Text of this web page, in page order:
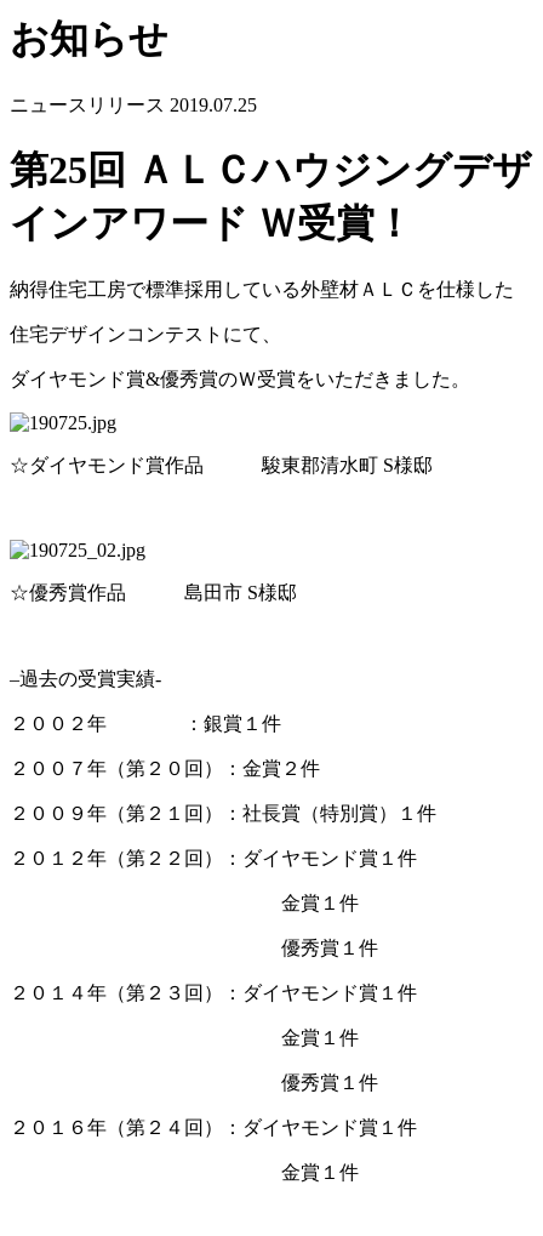
お知らせ
ニュースリリース 2019.07.25
第25回 ＡＬＣハウジングデザ
インアワード Ｗ受賞！
納得住宅工房で標準採用している外壁材ＡＬＣを仕様した
住宅デザインコンテストにて、
ダイヤモンド賞&優秀賞のＷ受賞をいただきました。
☆ダイヤモンド賞作品 駿東郡清水町 S様邸
☆優秀賞作品 島田市 S様邸
–過去の受賞実績-
２００２年 ：銀賞１件
２００７年（第２０回）：金賞２件
２００９年（第２１回）：社長賞（特別賞）１件
２０１２年（第２２回）：ダイヤモンド賞１件
金賞１件
優秀賞１件
２０１４年（第２３回）：ダイヤモンド賞１件
金賞１件
優秀賞１件
２０１６年（第２４回）：ダイヤモンド賞１件
金賞１件